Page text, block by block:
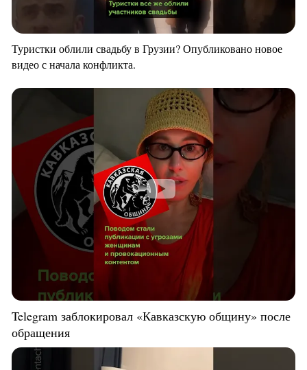
Туристки облили свадьбу в Грузии? Опубликовано новое
видео с начала конфликта.
Telegram заблокировал «Кавказскую общину» после
обращения